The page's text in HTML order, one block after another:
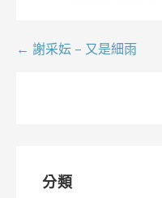
文← 謝采妘 – 又是細雨
分類